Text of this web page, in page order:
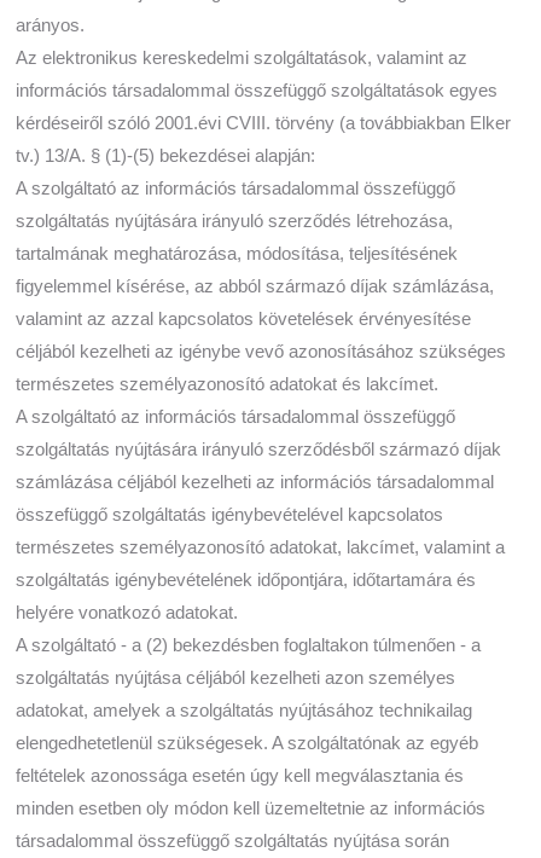
arányos.
Az elektronikus kereskedelmi szolgáltatások, valamint az
információs társadalommal összefüggő szolgáltatások egyes
kérdéseiről szóló 2001.évi CVIII. törvény (a továbbiakban Elker
tv.) 13/A. § (1)-(5) bekezdései alapján:
A szolgáltató az információs társadalommal összefüggő
szolgáltatás nyújtására irányuló szerződés létrehozása,
tartalmának meghatározása, módosítása, teljesítésének
figyelemmel kísérése, az abból származó díjak számlázása,
valamint az azzal kapcsolatos követelések érvényesítése
céljából kezelheti az igénybe vevő azonosításához szükséges
természetes személyazonosító adatokat és lakcímet.
A szolgáltató az információs társadalommal összefüggő
szolgáltatás nyújtására irányuló szerződésből származó díjak
számlázása céljából kezelheti az információs társadalommal
összefüggő szolgáltatás igénybevételével kapcsolatos
természetes személyazonosító adatokat, lakcímet, valamint a
szolgáltatás igénybevételének időpontjára, időtartamára és
helyére vonatkozó adatokat.
A szolgáltató - a (2) bekezdésben foglaltakon túlmenően - a
szolgáltatás nyújtása céljából kezelheti azon személyes
adatokat, amelyek a szolgáltatás nyújtásához technikailag
elengedhetetlenül szükségesek. A szolgáltatónak az egyéb
feltételek azonossága esetén úgy kell megválasztania és
minden esetben oly módon kell üzemeltetnie az információs
társadalommal összefüggő szolgáltatás nyújtása során